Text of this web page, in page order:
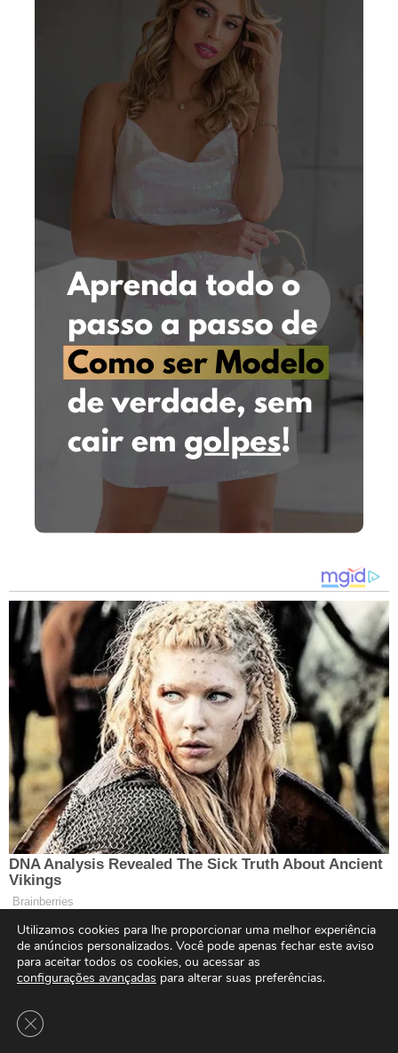
Utilizamos cookies para lhe proporcionar uma melhor experiência
de anúncios personalizados. Você pode apenas fechar este aviso
para aceitar todos os cookies, ou acessar as
configurações avançadas para alterar suas preferências.
Close GDPR Cookie Banner